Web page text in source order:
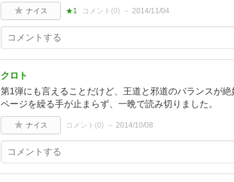
ナイス ★1 コメント(0) 2014/11/04
クロト
第1弾にも言えることだけど、王道と邪道のバランスが
ページを繰る手が止まらず、一晩で読み切りました。
ナイス コメント(0) 2014/10/08